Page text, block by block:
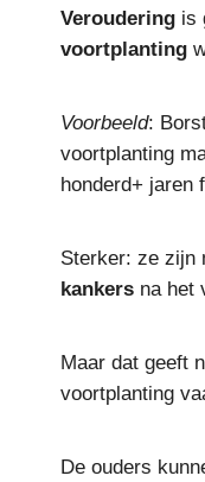
Veroudering is
voortplanting
Voorbeeld:
voortplanting
honderd+ jaren
Sterker: ze zijn
kankers na het
Maar dat geeft
voortplanting
De ouders